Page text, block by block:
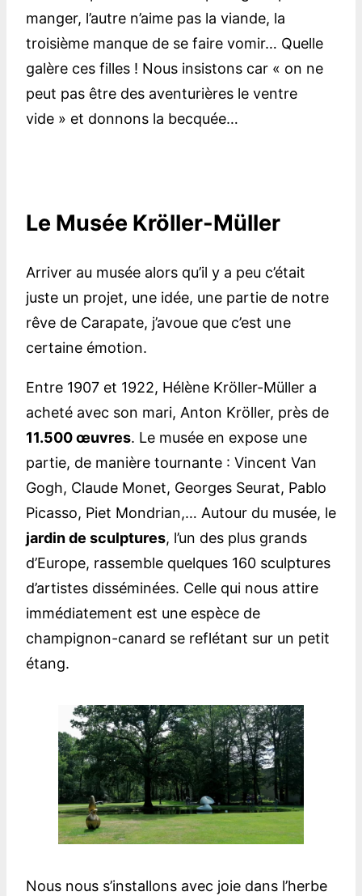
manger, l’autre n’aime pas la viande, la
troisième manque de se faire vomir… Quelle
galère ces filles ! Nous insistons car « on ne
peut pas être des aventurières le ventre
vide » et donnons la becquée…
Le Musée Kröller-Müller
Arriver au musée alors qu’il y a peu c’était
juste un projet, une idée, une partie de notre
rêve de Carapate, j’avoue que c’est une
certaine émotion.
Entre 1907 et 1922, Hélène Kröller-Müller a
acheté avec son mari, Anton Kröller, près de
11.500 œuvres. Le musée en expose une
partie, de manière tournante : Vincent Van
Gogh, Claude Monet, Georges Seurat, Pablo
Picasso, Piet Mondrian,… Autour du musée, le
jardin de sculptures, l’un des plus grands
d’Europe, rassemble quelques 160 sculptures
d’artistes disséminées. Celle qui nous attire
immédiatement est une espèce de
champignon-canard se reflétant sur un petit
étang.
Nous nous s’installons avec joie dans l’herbe